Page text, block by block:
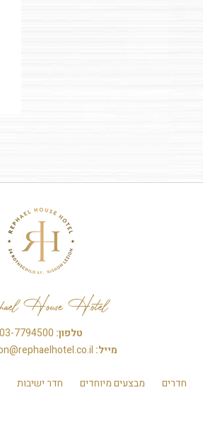
House Hotel
טלפון: 03-7794500
מייל:
חדרים מבצעים מיוחדים חדר ישיבות